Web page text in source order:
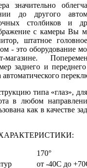
значительно
до другого
столбиков и
с камеры Вы
штатное
- это оборудование
магазине.
заднего и
автоматического
типа «глаз»,
в любом
как в качестве
170°
от -40C до